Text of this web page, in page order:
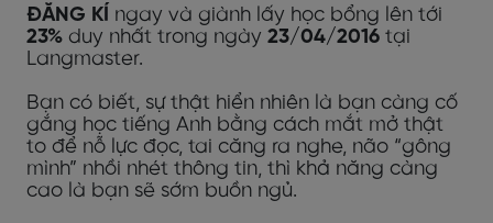
ĐĂNG KÍ ngay và giành lấy học bổng lên tới
23% duy nhất trong ngày 23/04/2016 tại
Langmaster.
Bạn có biết, sự thật hiển nhiên là bạn càng cố
gắng học tiếng Anh bằng cách mắt mở thật
to để nỗ lực đọc, tai căng ra nghe, não “gông
mình” nhồi nhét thông tin, thì khả năng càng
cao là bạn sẽ sớm buồn ngủ.